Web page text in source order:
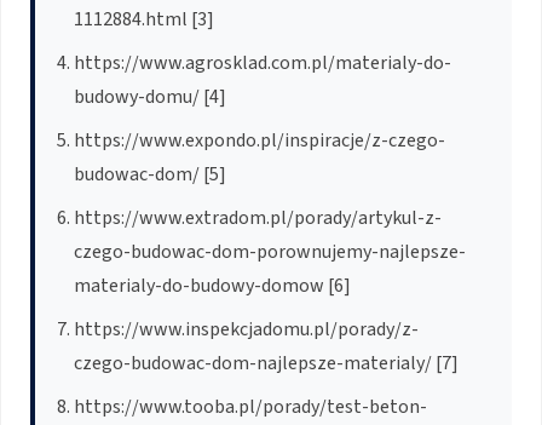
1112884.html [3]
https://www.agrosklad.com.pl/materialy-do-
budowy-domu/ [4]
https://www.expondo.pl/inspiracje/z-czego-
budowac-dom/ [5]
https://www.extradom.pl/porady/artykul-z-
czego-budowac-dom-porownujemy-najlepsze-
materialy-do-budowy-domow [6]
https://www.inspekcjadomu.pl/porady/z-
czego-budowac-dom-najlepsze-materialy/ [7]
https://www.tooba.pl/porady/test-beton-